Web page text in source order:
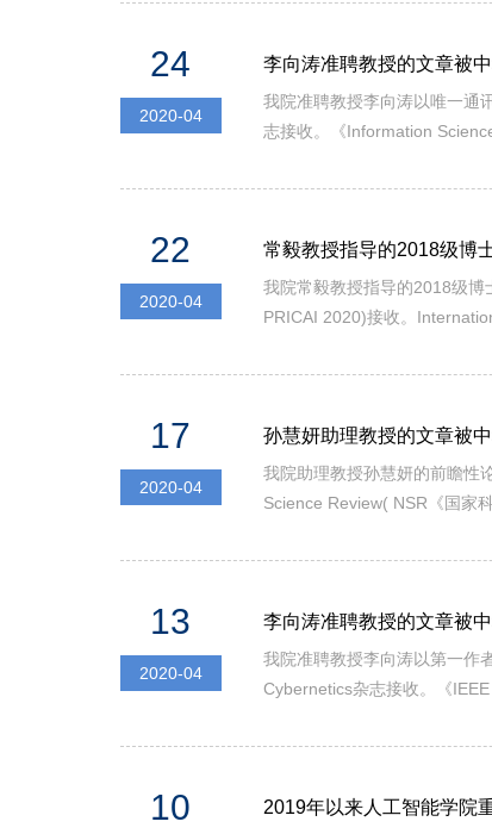
24
2020-04
李向涛准聘教授的文章被
我院准聘教授李向涛以唯一通
志接收。《Information
22
2020-04
常毅教授指导的2018级博
我院常毅教授指导的2018级
PRICAI 2020)接收。
17
2020-04
孙慧妍助理教授的文章被
我院助理教授孙慧妍的前瞻性
Science Review( NSR《国家
13
2020-04
李向涛准聘教授的文章被
我院准聘教授李向涛以第一作
Cybernetics杂志接收。《
10 2019年以来人工智能学院